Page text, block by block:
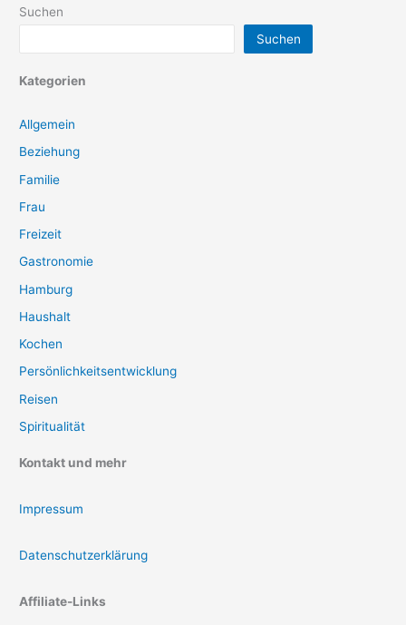
Suchen
Suchen
Kategorien
Allgemein
Beziehung
Familie
Frau
Freizeit
Gastronomie
Hamburg
Haushalt
Kochen
Persönlichkeitsentwicklung
Reisen
Spiritualität
Kontakt und mehr
Impressum
Datenschutzerklärung
Affiliate-Links